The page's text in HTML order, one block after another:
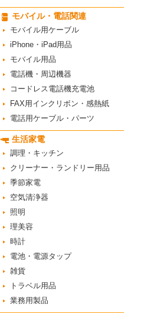
モバイル・電話関連
モバイル用ケーブル
iPhone・iPad用品
モバイル用品
電話機・周辺機器
コードレス電話機充電池
FAX用インクリボン・感熱紙
電話用ケーブル・パーツ
生活家電
調理・キッチン
クリーナー・ランドリー用品
季節家電
空気清浄器
照明
理美容
時計
電池・電源タップ
雑貨
トラベル用品
業務用製品